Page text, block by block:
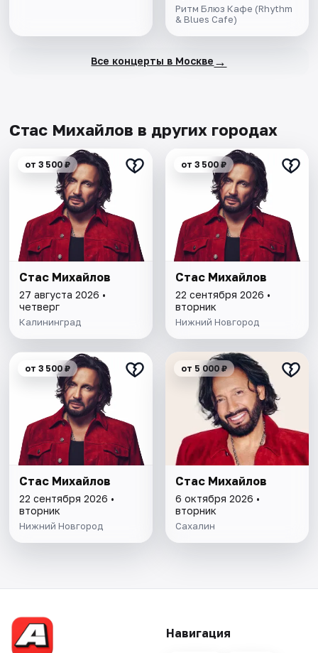
Ритм Блюз Кафе (Rhythm
& Blues Cafe)
Все концерты в Москве →
Стас Михайлов в других городах
от 3 500 ₽
Стас Михайлов
27 августа 2026 •
четверг
Калининград
от 3 500 ₽
Стас Михайлов
22 сентября 2026 •
вторник
Нижний Новгород
от 3 500 ₽
Стас Михайлов
22 сентября 2026 •
вторник
Нижний Новгород
от 5 000 ₽
Стас Михайлов
6 октября 2026 •
вторник
Сахалин
Навигация